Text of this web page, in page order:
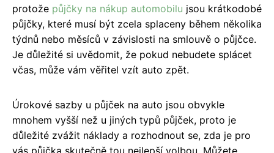
protože půjčky na nákup automobilu jsou krátkodobé
půjčky, které musí být zcela splaceny během několika
týdnů nebo měsíců v závislosti na smlouvě o půjčce.
Je důležité si uvědomit, že pokud nebudete splácet
včas, může vám věřitel vzít auto zpět.
Úrokové sazby u půjček na auto jsou obvykle
mnohem vyšší než u jiných typů půjček, proto je
důležité zvážit náklady a rozhodnout se, zda je pro
vás půjčka skutečně tou nejlepší volbou. Můžete